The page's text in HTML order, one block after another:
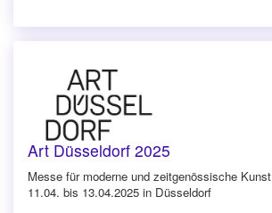
Art Düsseldorf 2025
Messe für moderne und zeitgenössische Kunst
11.04. bis 13.04.2025 in Düsseldorf